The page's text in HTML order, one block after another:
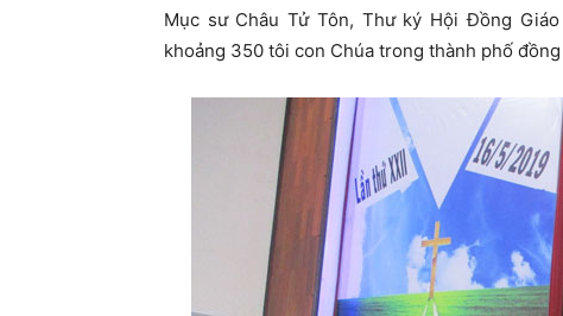
Mục sư Châu Tử Tôn, Thư ký Hội Đồng
khoảng 350 tôi con Chúa trong thành phố